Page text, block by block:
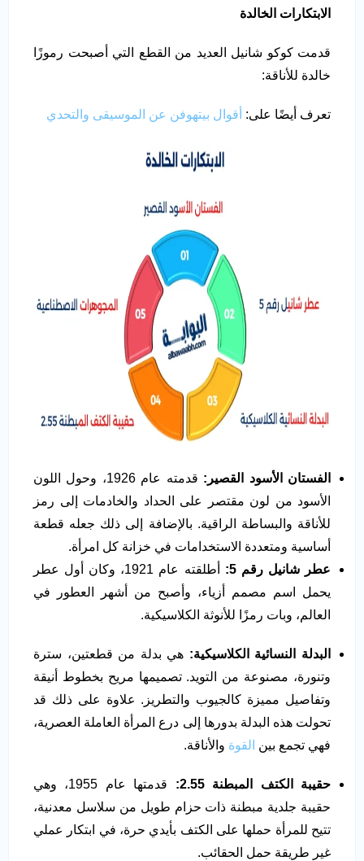
الابتكارات الخالدة
قدمت كوكو شانيل العديد من القطع التي أصبحت رموزًا
خالدة للأناقة:
تعرف أيضًا على: أقوال بيتهوفن عن الموسيقى والتحدي
الفستان الأسود القصير :
قدمته عام 1926، وحول اللون
الأسود من لون مقتصر على الحداد والخادمات إلى رمز
للأناقة والبساطة الراقية. بالإضافة إلى ذلك جعله قطعة
أساسية ومتعددة الاستخدامات في خزانة كل امرأة.
عطر شانيل رقم 5 :
أطلقته عام 1921، وكان أول عطر
يحمل اسم مصمم أزياء، وأصبح من أشهر العطور في
العالم، وبات رمزًا للأنوثة الكلاسيكية.
البدلة النسائية الكلاسيكية: هي بدلة من قطعتين، سترة
وتنورة، مصنوعة من التويد. تصميمها مريح بخطوط أنيقة
وتفاصيل مميزة كالجيوب والتطريز. علاوة على ذلك قد
تحولت هذه البدلة بدورها إلى درع المرأة العاملة العصرية،
فهي تجمع بين القوة والأناقة.
حقيبة الكتف المبطنة 2.55 :
قدمتها عام 1955، وهي
حقيبة جلدية مبطنة ذات حزام طويل من سلاسل معدنية،
تتيح للمرأة حملها على الكتف بأيدي حرة، في ابتكار عملي
غير طريقة حمل الحقائب.